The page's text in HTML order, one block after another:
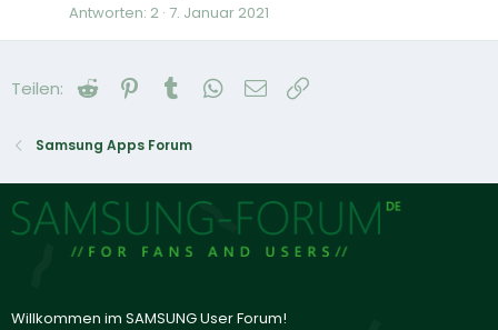
Antworten 2 7. Januar 2021
Teilen: Reddit Pinterest
Tumblr WhatsApp
E-Mail
Samsung Apps Forum
Willkommen im SAMSUNG User Forum!